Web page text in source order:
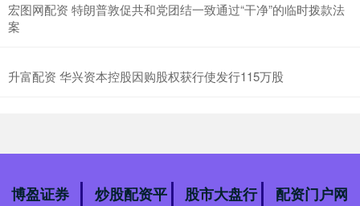
宏图网配资 特朗普敦促共和党团结一致通过“干净”的临时拨款法
案
升富配资 华兴资本控股因购股权获行使发行115万股
博盈证券
炒股配资平
股市大盘行
配资门户网